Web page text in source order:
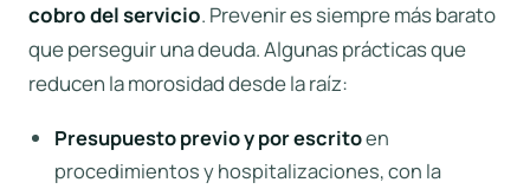
cobro del servicio. Prevenir es siempre más barato
que perseguir una deuda. Algunas prácticas que
reducen la morosidad desde la raíz:
Presupuesto previo y por escritoen
procedimientos y hospitalizaciones, con la